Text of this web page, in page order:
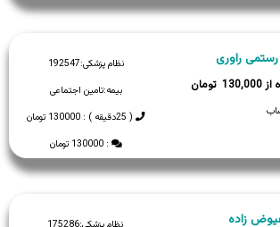
نظام پزشکی:192547
بیمه:تامین اجتماعی
( 25دقیقه ) : 130000 تومان
: 130000 تومان
راوری
130,000
زاده